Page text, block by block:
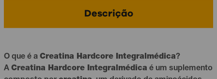
Descrição
O que é a Creatina Hardcore Integralmédica?
A Creatina Hardcore Integralmédica é um suplemento